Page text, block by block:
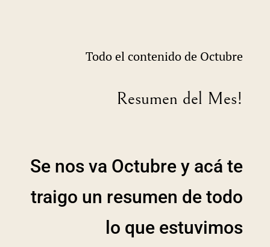
Todo el contenido de Octubre
Resumen del Mes!
Se nos va Octubre y acá te
traigo un resumen de todo
lo que estuvimos